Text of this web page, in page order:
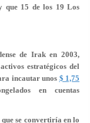
que 15 de los 19 Los
de Irak en 2003,
estratégicos del
incautar unos $ 1,75
en cuentas
se convertiría en lo